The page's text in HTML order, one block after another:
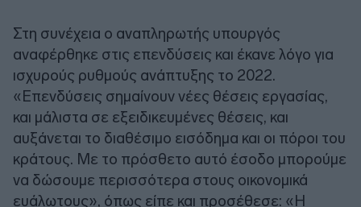
Στη συνέχεια ο αναπληρωτής υπουργός
αναφέρθηκε στις επενδύσεις και έκανε λόγο για
ισχυρούς ρυθμούς ανάπτυξης το 2022.
«Επενδύσεις σημαίνουν νέες θέσεις εργασίας,
και μάλιστα σε εξειδικευμένες θέσεις, και
αυξάνεται το διαθέσιμο εισόδημα και οι πόροι του
κράτους. Με το πρόσθετο αυτό έσοδο μπορούμε
να δώσουμε περισσότερα στους οικονομικά
ευάλωτους», όπως είπε και προσέθεσε: «Η